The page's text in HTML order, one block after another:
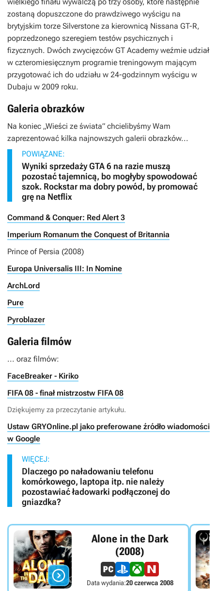
zostaną dopuszczone do prawdziwego wyścigu na
brytyjskim torze Silverstone za kierownicą Nissana GT-R,
poprzedzonego szeregiem testów psychicznych i
fizycznych. Dwóch zwycięzców GT Academy weźmie udział
w czteromiesięcznym programie treningowym mającym
przygotować ich do udziału w 24-godzinnym wyścigu w
Dubaju w 2009 roku.
Galeria obrazków
Na koniec „Wieści ze świata” chcielibyśmy Wam
zaprezentować kilka najnowszych galerii obrazków...
POWIĄZANE:
Wyniki sprzedaży GTA 6 na razie muszą
pozostać tajemnicą, bo mogłyby spowodować
szok. Rockstar ma dobry powód, by promować
grę na Netflix
Command & Conquer: Red Alert 3
Imperium Romanum the Conquest of Britannia
Prince of Persia (2008)
Europa Universalis III: In Nomine
ArchLord
Pure
Pyroblazer
Galeria filmów
... oraz filmów:
FaceBreaker - Kiriko
FIFA 08 - finał mistrzostw FIFA 08
Dziękujemy za przeczytanie artykułu.
Ustaw GRYOnline.pl jako preferowane źródło wiadomości
w Google
WIĘCEJ:
Dlaczego po naładowaniu telefonu
komórkowego, laptopa itp. nie należy
pozostawiać ładowarki podłączonej do
gniazdka?

Alone in the Dark
(2008)
Data wydania:20 czerwca 2008